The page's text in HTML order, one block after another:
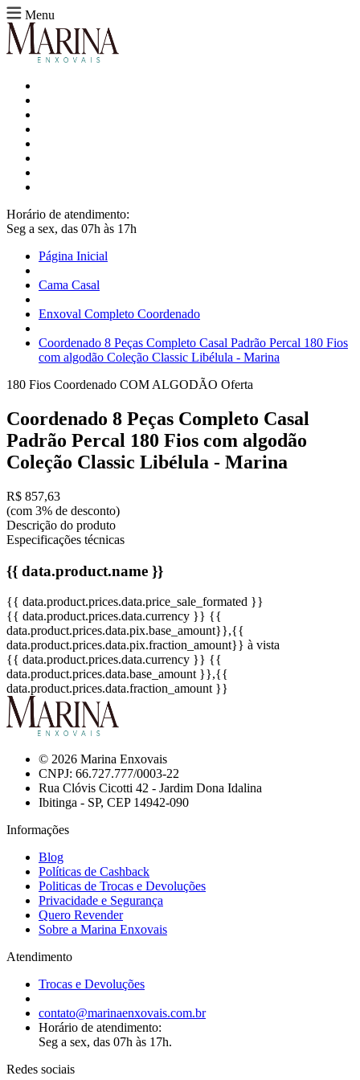
Menu
Horário de atendimento:
Seg a sex, das 07h às 17h
Página Inicial
Cama Casal
Enxoval Completo Coordenado
Coordenado 8 Peças Completo Casal Padrão Percal 180 Fios
com algodão Coleção Classic Libélula - Marina
180 Fios Coordenado COM ALGODÃO Oferta
Coordenado 8 Peças Completo Casal
Padrão Percal 180 Fios com algodão
Coleção Classic Libélula - Marina
R$ 857,63
(com 3% de desconto)
Descrição do produto
Especificações técnicas
{{ data.product.name }}
{{ data.product.prices.data.price_sale_formated }}
{{ data.product.prices.data.currency }} {{
data.product.prices.data.pix.base_amount}},{{
data.product.prices.data.pix.fraction_amount}} à vista
{{ data.product.prices.data.currency }} {{
data.product.prices.data.base_amount }},{{
data.product.prices.data.fraction_amount }}
© 2026 Marina Enxovais
CNPJ: 66.727.777/0003-22
Rua Clóvis Cicotti 42 - Jardim Dona Idalina
Ibitinga - SP, CEP 14942-090
Informações
Blog
Políticas de Cashback
Politicas de Trocas e Devoluções
Privacidade e Segurança
Quero Revender
Sobre a Marina Enxovais
Atendimento
Trocas e Devoluções
contato@marinaenxovais.com.br
Horário de atendimento:
Seg a sex, das 07h às 17h.
Redes sociais